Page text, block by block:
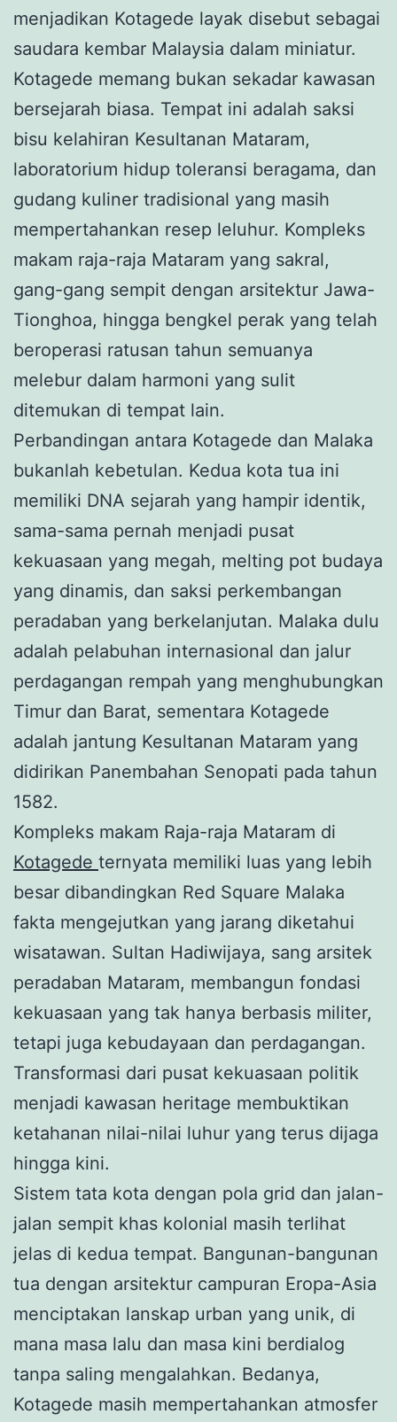
menjadikan Kotagede layak disebut sebagai
saudara kembar Malaysia dalam miniatur.
Kotagede memang bukan sekadar kawasan
bersejarah biasa. Tempat ini adalah saksi
bisu kelahiran Kesultanan Mataram,
laboratorium hidup toleransi beragama, dan
gudang kuliner tradisional yang masih
mempertahankan resep leluhur. Kompleks
makam raja-raja Mataram yang sakral,
gang-gang sempit dengan arsitektur Jawa-
Tionghoa, hingga bengkel perak yang telah
beroperasi ratusan tahun semuanya
melebur dalam harmoni yang sulit
ditemukan di tempat lain.
Perbandingan antara Kotagede dan Malaka
bukanlah kebetulan. Kedua kota tua ini
memiliki DNA sejarah yang hampir identik,
sama-sama pernah menjadi pusat
kekuasaan yang megah, melting pot budaya
yang dinamis, dan saksi perkembangan
peradaban yang berkelanjutan. Malaka dulu
adalah pelabuhan internasional dan jalur
perdagangan rempah yang menghubungkan
Timur dan Barat, sementara Kotagede
adalah jantung Kesultanan Mataram yang
didirikan Panembahan Senopati pada tahun
1582.
Kompleks makam Raja-raja Mataram di
Kotagede ternyata memiliki luas yang lebih
besar dibandingkan Red Square Malaka
fakta mengejutkan yang jarang diketahui
wisatawan. Sultan Hadiwijaya, sang arsitek
peradaban Mataram, membangun fondasi
kekuasaan yang tak hanya berbasis militer,
tetapi juga kebudayaan dan perdagangan.
Transformasi dari pusat kekuasaan politik
menjadi kawasan heritage membuktikan
ketahanan nilai-nilai luhur yang terus dijaga
hingga kini.
Sistem tata kota dengan pola grid dan jalan-
jalan sempit khas kolonial masih terlihat
jelas di kedua tempat. Bangunan-bangunan
tua dengan arsitektur campuran Eropa-Asia
menciptakan lanskap urban yang unik, di
mana masa lalu dan masa kini berdialog
tanpa saling mengalahkan. Bedanya,
Kotagede masih mempertahankan atmosfer